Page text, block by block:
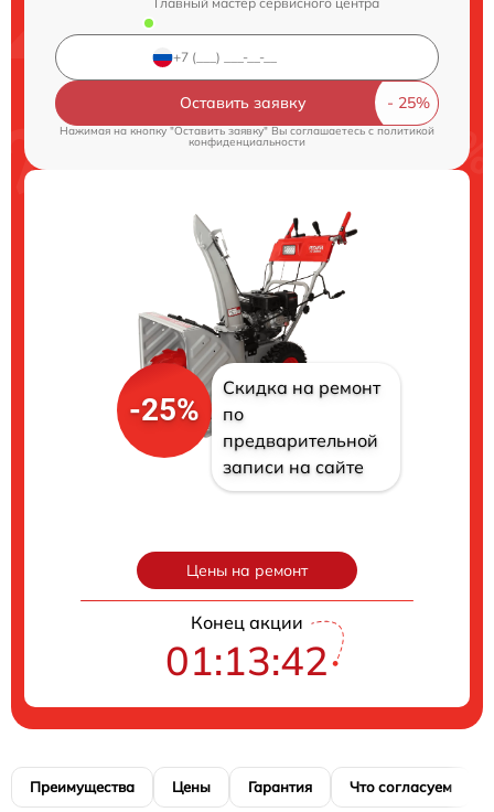
Оставить заявку
Нажимая на кнопку "Оставить заявку" Вы соглашаетесь cполитикой
конфиденциальности
-25%
Скидка на ремонт
по
предварительной
записи на сайте
Цены на ремонт
Конец акции
01:13:41
Преимущества Цены Гарантия Что согласуем